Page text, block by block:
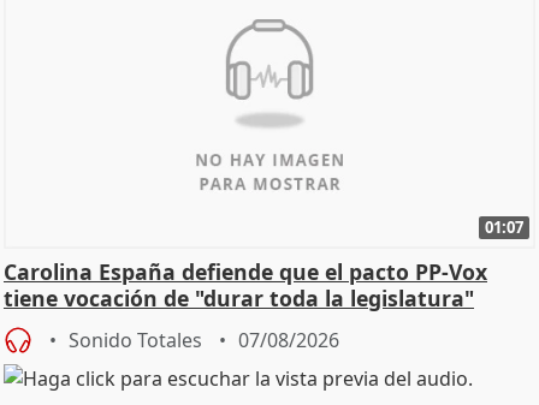
01:07
Carolina España defiende que el pacto PP-Vox
tiene vocación de "durar toda la legislatura"
Sonido Totales 07/08/2026